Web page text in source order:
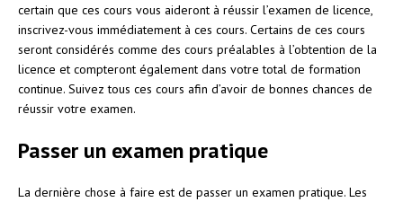
certain que ces cours vous aideront à réussir l’examen de licence,
inscrivez-vous immédiatement à ces cours. Certains de ces cours
seront considérés comme des cours préalables à l’obtention de la
licence et compteront également dans votre total de formation
continue. Suivez tous ces cours afin d’avoir de bonnes chances de
réussir votre examen.
Passer un examen pratique
La dernière chose à faire est de passer un examen pratique. Les